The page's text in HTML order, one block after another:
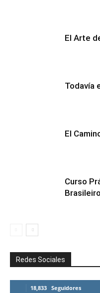
El Arte
Todavía
El
Curso
Redes Sociales
18,833 Seguidores